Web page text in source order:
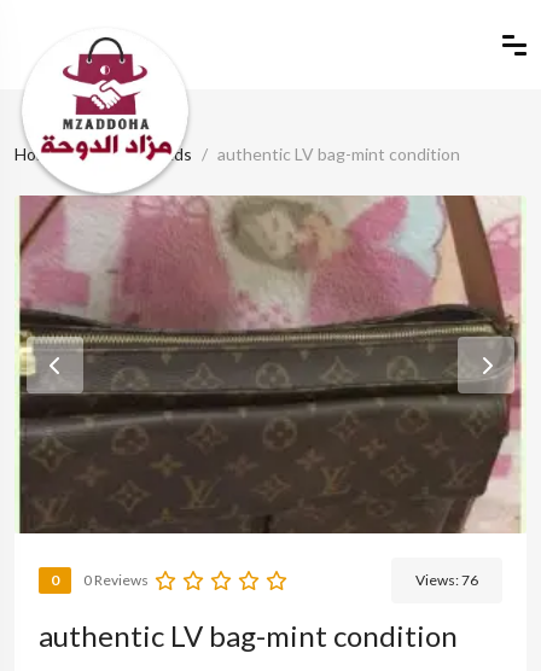
Home Classified Ads authentic LV bag-mint condition
0 0 Reviews Views:76
authentic LV bag-mint condition